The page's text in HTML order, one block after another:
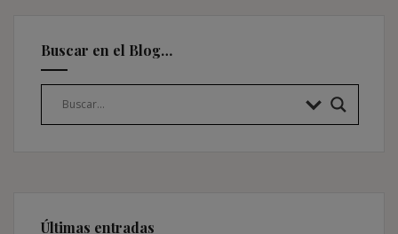
Buscar en el Blog…
Últimas entradas